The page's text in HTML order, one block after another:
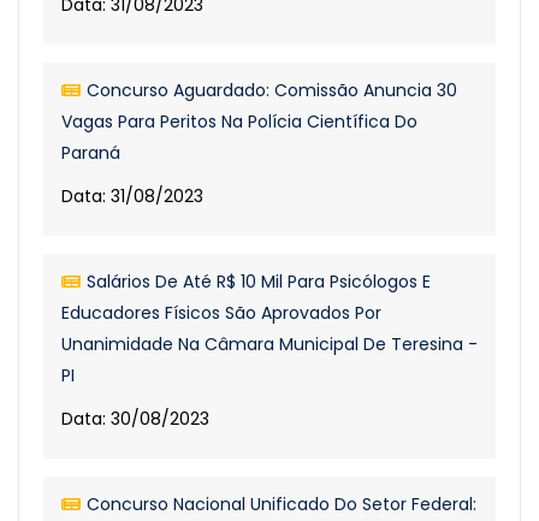
Data: 31/08/2023
Concurso Aguardado: Comissão Anuncia 30
Vagas Para Peritos Na Polícia Científica Do
Paraná
Data: 31/08/2023
Salários De Até R$ 10 Mil Para Psicólogos E
Educadores Físicos São Aprovados Por
Unanimidade Na Câmara Municipal De Teresina -
PI
Data: 30/08/2023
Concurso Nacional Unificado Do Setor Federal: